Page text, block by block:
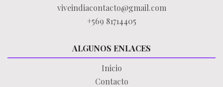
viveindiacontacto@gmail.com
+569 81714405
ALGUNOS ENLACES
Inicio
Contacto